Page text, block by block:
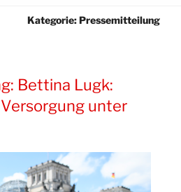
Kategorie:Pressemitteilung
Bettina Lugk:
unter